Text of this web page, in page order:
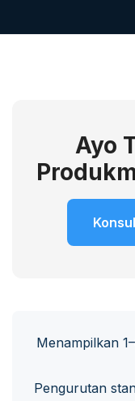
Ayo
Menampilkan